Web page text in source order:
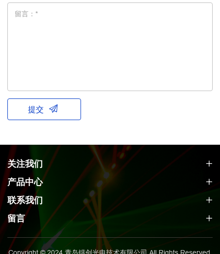
留言：*
提交
关注我们
产品中心
联系我们
留言